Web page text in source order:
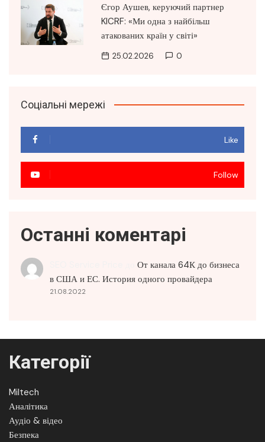
Єгор Аушев, керуючий партнер
KICRF: «Ми одна з найбільш
атакованих країн у світі»
25.02.2026 0
Соціальні мережі
Like
Follow
Останні коментарі
От канала 64К до бизнеса
в США и ЕС. История одного провайдера
21.08.2022
Категорії
Miltech
Аналітика
Аудіо & відео
Безпека